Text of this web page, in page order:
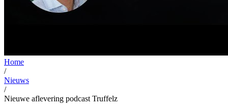
Home
/
Nieuws
/
Nieuwe aflevering podcast Truffelz